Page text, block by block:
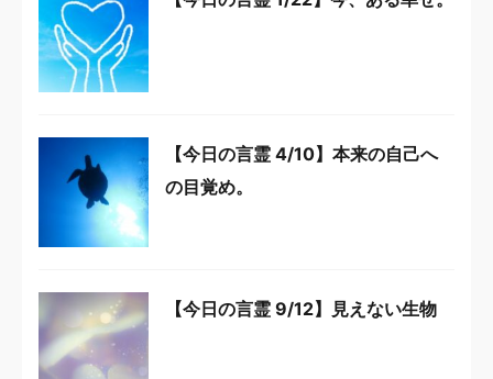
【今日の言霊 4/10】本来の自己へ
の目覚め。
【今日の言霊 9/12】見えない生物